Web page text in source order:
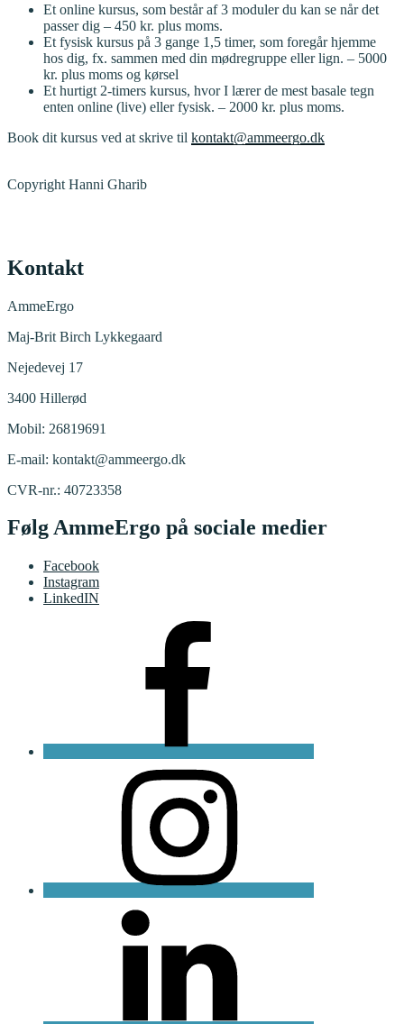
Et online kursus, som består af 3 moduler du kan se når det
passer dig – 450 kr. plus moms.
Et fysisk kursus på 3 gange 1,5 timer, som foregår hjemme
hos dig, fx. sammen med din mødregruppe eller lign. – 5000
kr. plus moms og kørsel
Et hurtigt 2-timers kursus, hvor I lærer de mest basale tegn
enten online (live) eller fysisk. – 2000 kr. plus moms.
Book dit kursus ved at skrive til kontakt@ammeergo.dk
Copyright Hanni Gharib
Kontakt
AmmeErgo
Maj-Brit Birch Lykkegaard
Nejedevej 17
3400 Hillerød
Mobil: 26819691
E-mail: kontakt@ammeergo.dk
CVR-nr.: 40723358
Følg AmmeErgo på sociale medier
Facebook
Instagram
LinkedIN